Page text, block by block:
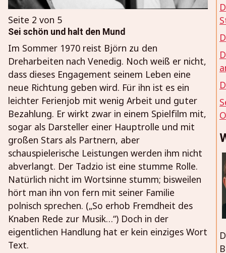
Seite 2 von 5
Sei schön und halt den Mund
Im Sommer 1970 reist Björn zu den
Dreharbeiten nach Venedig. Noch weiß er nicht,
dass dieses Engagement seinem Leben eine
neue Richtung geben wird. Für ihn ist es ein
leichter Ferienjob mit wenig Arbeit und guter
Bezahlung. Er wirkt zwar in einem Spielfilm mit,
sogar als Darsteller einer Hauptrolle und mit
großen Stars als Partnern, aber
schauspielerische Leistungen werden ihm nicht
abverlangt. Der Tadzio ist eine stumme Rolle.
Natürlich nicht im Wortsinne stumm; bisweilen
hört man ihn von fern mit seiner Familie
polnisch sprechen. („So erhob Fremdheit des
Knaben Rede zur Musik…“) Doch in der
eigentlichen Handlung hat er kein einziges Wort
Text.